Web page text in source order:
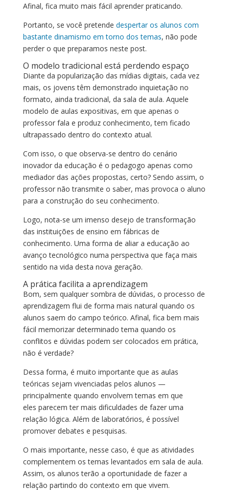
Afinal, fica muito mais fácil aprender praticando.
Portanto, se você pretende despertar os alunos com
bastante dinamismo em torno dos temas, não pode
perder o que preparamos neste post.
O modelo tradicional está perdendo espaço
Diante da popularização das mídias digitais, cada vez
mais, os jovens têm demonstrado inquietação no
formato, ainda tradicional, da sala de aula. Aquele
modelo de aulas expositivas, em que apenas o
professor fala e produz conhecimento, tem ficado
ultrapassado dentro do contexto atual.
Com isso, o que observa-se dentro do cenário
inovador da educação é o pedagogo apenas como
mediador das ações propostas, certo? Sendo assim, o
professor não transmite o saber, mas provoca o aluno
para a construção do seu conhecimento.
Logo, nota-se um imenso desejo de transformação
das instituições de ensino em fábricas de
conhecimento. Uma forma de aliar a educação ao
avanço tecnológico numa perspectiva que faça mais
sentido na vida desta nova geração.
A prática facilita a aprendizagem
Bom, sem qualquer sombra de dúvidas, o processo de
aprendizagem flui de forma mais natural quando os
alunos saem do campo teórico. Afinal, fica bem mais
fácil memorizar determinado tema quando os
conflitos e dúvidas podem ser colocados em prática,
não é verdade?
Dessa forma, é muito importante que as aulas
teóricas sejam vivenciadas pelos alunos —
principalmente quando envolvem temas em que
eles parecem ter mais dificuldades de fazer uma
relação lógica. Além de laboratórios, é possível
promover debates e pesquisas.
O mais importante, nesse caso, é que as atividades
complementem os temas levantados em sala de aula.
Assim, os alunos terão a oportunidade de fazer a
relação partindo do contexto em que vivem.